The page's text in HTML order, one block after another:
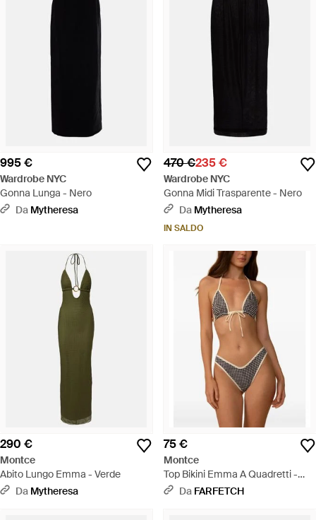
995 €
Wardrobe NYC
Gonna Lunga - Nero
Da Mytheresa
470 €235 €
Wardrobe NYC
Gonna Midi Trasparente - Nero
Da Mytheresa
IN SALDO
290 €
Montce
Abito Lungo Emma - Verde
Da Mytheresa
75 €
Montce
Top Bikini Emma A Quadretti -
Marrone
Da FARFETCH